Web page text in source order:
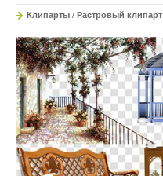
Клипарты / Растровый клипарт